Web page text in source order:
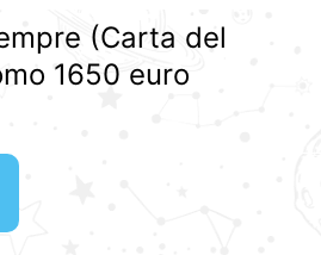
(Carta del
1650 euro